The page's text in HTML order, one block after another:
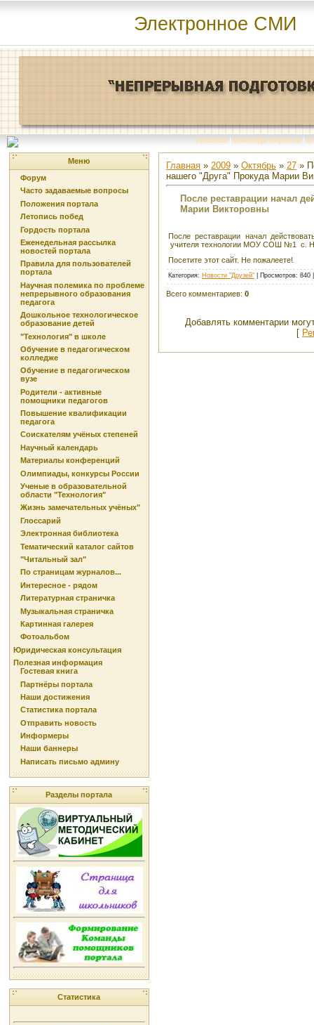
Электронное СМИ
Главная | Команда портала | О
Меню
Форум
Часто задаваемые вопросы
Положения портала
Летопись побед
Гордость портала
Еженедельная рассылка
новостей портала
Правила для пользователей
портала
Научная полемика по проблеме
непрерывного образования
педагога
Дошкольное технологическое
образование детей
"Технология" в школе
Обучение в педагогическом
колледже
Обучение в педагогическом
вузе
Родители - активные
помощники педагогов
Повышение квалификации
педагога
Соискателям учёных степеней
Научный календарь
Материалы конференций
Олимпиады, конкурсы России
Ученые в образовательной
области "Технология"
Жизнь замечательных учёных"
Глоссарий
Электронная библиотека
Тематический каталог сайтов
"Читальный зал"
По страницам журналов...
Интересное - рядом
Литературная страничка
Музыкальная страничка
Картинная галерея
Фотоальбом
Юридическая консультация
Полезная информация
Гостевая книга
Партнёры портала
Наши достижения
Статистика портала
Отправить новость
Информеры
Наши баннеры
Написать письмо админу
Разделы портала
Статистика
Главная » 2009 » Октябрь » 27 »
нашего "Друга" Прокуда Марии
После реставрации начал
Марии Викторовны
После реставрации начал
учителя технологии МОУ СОШ №1 с.
Посетите этот сайт. Не пожалеете!
Категория: Новости "Друзей" Просмотров: 840
Всего комментариев: 0
Добавлять комментарии
[